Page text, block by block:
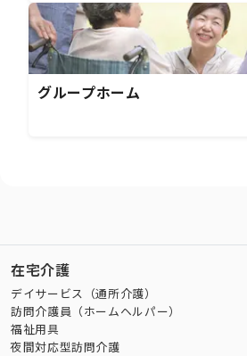
グループホーム
在宅介護
デイサービス（通所介護）
訪問介護員（ホームヘルパー）
福祉用具
夜間対応型訪問介護